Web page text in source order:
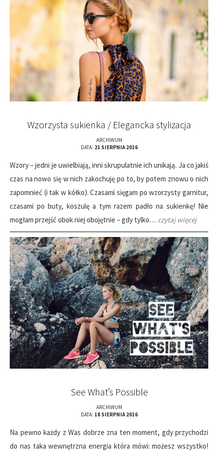
Wzorzysta sukienka / Elegancka stylizacja
ARCHIWUM
DATA: 21 SIERPNIA 2016
Wzory – jedni je uwielbiają, inni skrupulatnie ich unikają. Ja co jakiś
czas na nowo się w nich zakochuję po to, by potem znowu o nich
zapomnieć (i tak w kółko). Czasami sięgam po wzorzysty garnitur,
czasami po buty, koszulę a tym razem padło na sukienkę! Nie
mogłam przejść obok niej obojętnie – gdy tylko… czytaj więcej
See What’s Possible
ARCHIWUM
DATA: 18 SIERPNIA 2016
Na pewno każdy z Was dobrze zna ten moment, gdy przychodzi
do nas taka wewnętrzna energia która mówi: możesz wszystko!